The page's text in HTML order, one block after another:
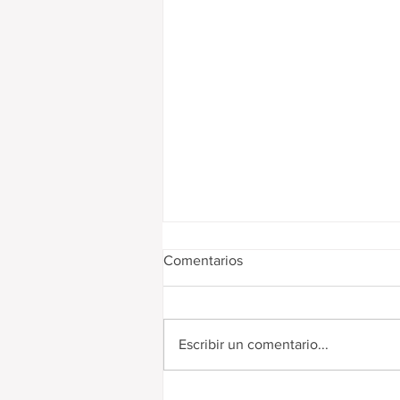
Comentarios
Escribir un comentario...